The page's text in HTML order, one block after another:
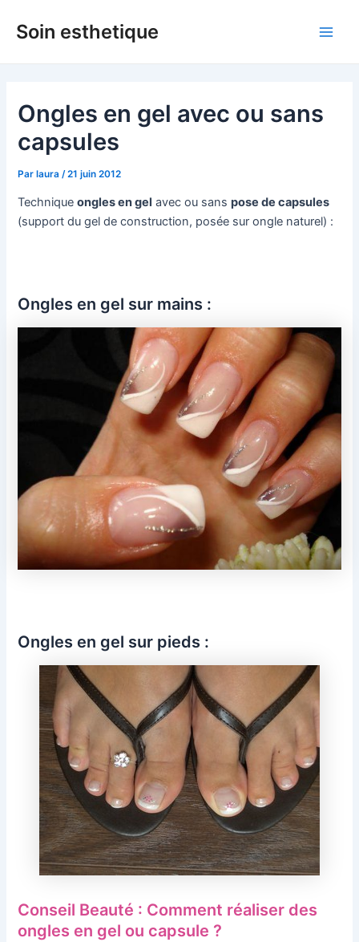
Soin esthetique
Ongles en gel avec ou sans
capsules
Parlaura /21 juin 2012
Techniqueongles en gel avec ou sanspose de capsules
(support du gel de construction, posée sur ongle naturel) :
Ongles en gel sur mains :
Ongles en gel sur pieds :
Conseil Beauté : Comment réaliser des
ongles en gel ou capsule ?